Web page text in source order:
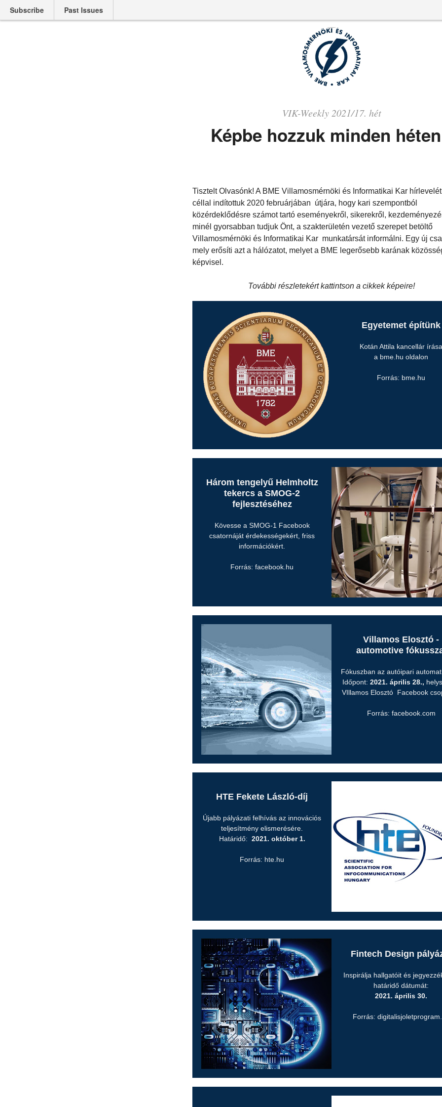
Subscribe Past Issues
VIK-Weekly 2021/17. hét
Képbe hozzuk minden
Tisztelt Olvasónk! A BME Villamosmérnöki és Informatikai Kar
céllal indítottuk 2020 februárjában útjára, hogy kari szempontból
közérdeklődésre számot tartó eseményekről, sikerekről,
minél gyorsabban tudjuk Önt, a szakterületén vezető szerepet betöltő
Villamosmérnöki és Informatikai Kar munkatársát informálni. Egy új
mely erősíti azt a hálózatot, melyet a BME legerősebb karának
képvisel.
További részletekért kattintson a cikkek képeire!
Egyetemet építünk
Kotán Attila kancellár írása
a bme.hu oldalon
Forrás: bme.hu
Három tengelyű Helmholtz
tekercs a SMOG-2
fejlesztéséhez
Kövesse a SMOG-1 Facebook
csatornáját érdekességekért, friss
információkért.
Forrás: facebook.hu
Villamos Elosztó -
automotive
Fókuszban az autóipari
Időpont: 2021. április 28.,
VIllamos Elosztó Facebook
Forrás: facebook.com
HTE Fekete László-díj
Újabb pályázati felhívás az innovációs
teljesítmény elismerésére.
Határidő: 2021. október 1.
Forrás: hte.hu
Fintech Design
Inspirálja hallgatóit és
határidő dátumát:
2021. április 30.
Forrás: